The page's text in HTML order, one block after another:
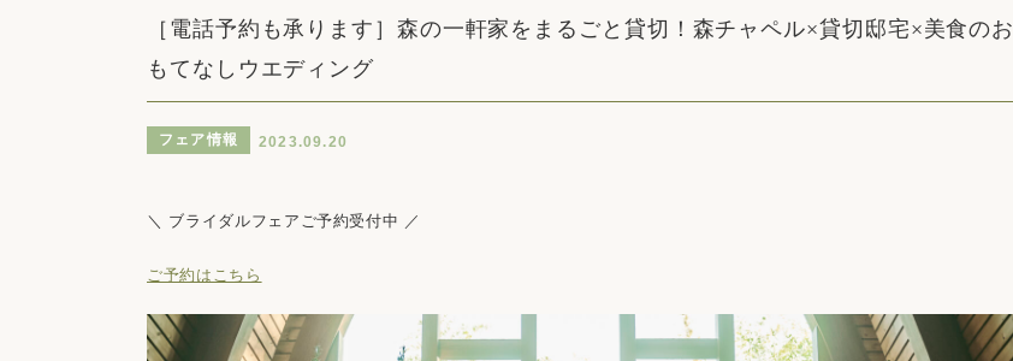
［電話予約も承ります］森の一軒家をまるごと貸切！森チャペル×貸切邸宅×美食のお
もてなしウエディング
フェア情報 2023.09.20
＼ ブライダルフェアご予約受付中 ／
ご予約はこちら